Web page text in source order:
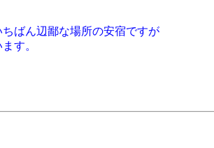
ばん辺鄙な場所の安宿ですが
す。